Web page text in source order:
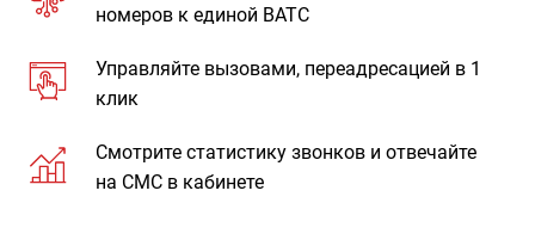
номеров к единой ВАТС
Управляйте вызовами, переадресацией в 1
клик
Смотрите статистику звонков и отвечайте
на СМС в кабинете